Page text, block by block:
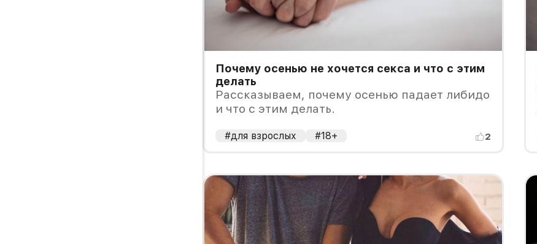
Почему осенью не хочется секса и что с этим
делать
Рассказываем, почему осенью падает либидо
и что с этим делать.
#для взрослых #18+ 2